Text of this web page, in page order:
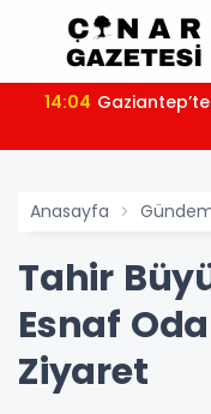
14:04
Anasayfa
Tahir
Esnaf
Ziyaret